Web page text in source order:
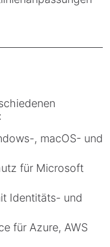
, macOS- und
für Microsoft
Identitäts- und
für Azure, AWS